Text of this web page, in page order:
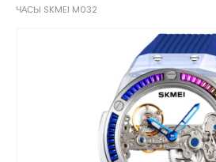
ЧАСЫ SKMEI M032